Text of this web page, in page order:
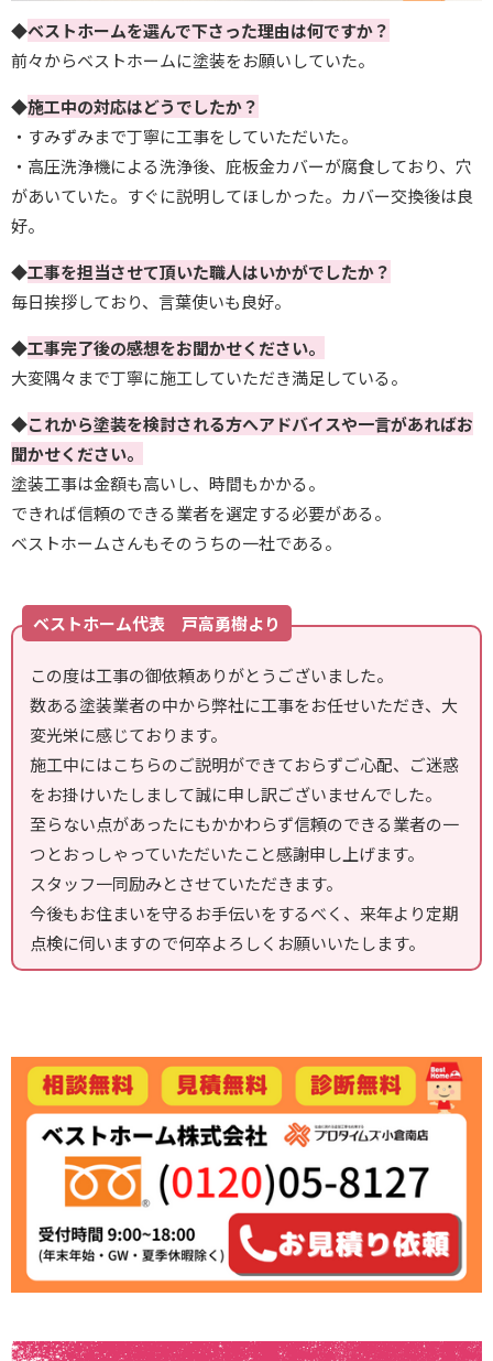
◆ベストホームを選んで下さった理由は何ですか？
前々からベストホームに塗装をお願いしていた。
◆施工中の対応はどうでしたか？
・すみずみまで丁寧に工事をしていただいた。
・高圧洗浄機による洗浄後、庇板金カバーが腐食しており、穴
があいていた。すぐに説明してほしかった。カバー交換後は良
好。
◆工事を担当させて頂いた職人はいかがでしたか？
毎日挨拶しており、言葉使いも良好。
◆工事完了後の感想をお聞かせください。
大変隅々まで丁寧に施工していただき満足している。
◆これから塗装を検討される方へアドバイスや一言があればお
聞かせください。
塗装工事は金額も高いし、時間もかかる。
できれば信頼のできる業者を選定する必要がある。
ベストホームさんもそのうちの一社である。
ベストホーム代表 戸高勇樹より
この度は工事の御依頼ありがとうございました。
数ある塗装業者の中から弊社に工事をお任せいただき、大
変光栄に感じております。
施工中にはこちらのご説明ができておらずご心配、ご迷惑
をお掛けいたしまして誠に申し訳ございませんでした。
至らない点があったにもかかわらず信頼のできる業者の一
つとおっしゃっていただいたこと感謝申し上げます。
スタッフ一同励みとさせていただきます。
今後もお住まいを守るお手伝いをするべく、来年より定期
点検に伺いますので何卒よろしくお願いいたします。